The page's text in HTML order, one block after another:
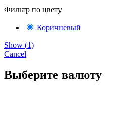
Фильтр по цвету
Коричневый
Show (1)
Cancel
Выберите валюту